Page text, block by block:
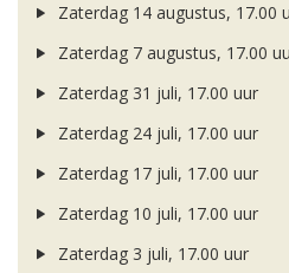
Zaterdag 14 augustus, 17.00
Zaterdag 7 augustus, 17.00
Zaterdag 31 juli, 17.00 uur
Zaterdag 24 juli, 17.00 uur
Zaterdag 17 juli, 17.00 uur
Zaterdag 10 juli, 17.00 uur
Zaterdag 3 juli, 17.00 uur